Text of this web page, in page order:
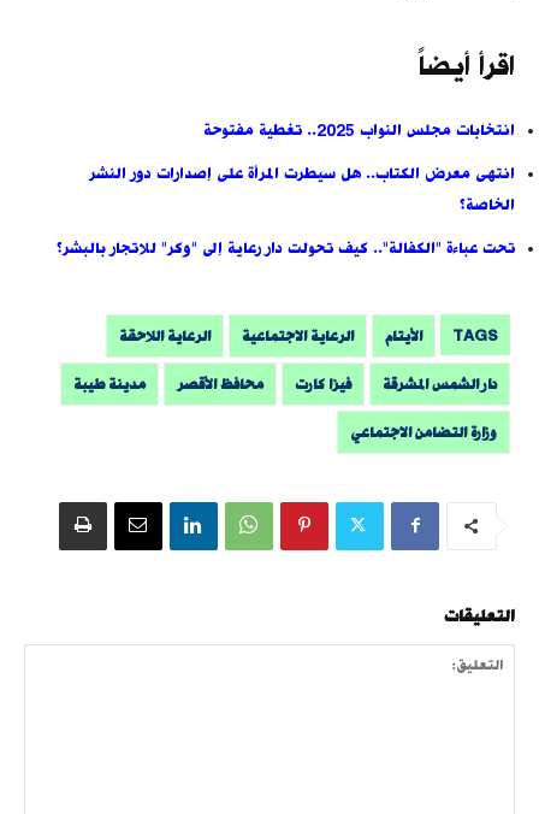
اقرأ أيضاً
انتخابات مجلس النواب 2025.. تغطية مفتوحة
انتهى معرض الكتاب.. هل سيطرت المرأة على إصدارات دور النشر
الخاصة؟
تحت عباءة "الكفالة".. كيف تحولت دار رعاية إلى "وكر" للاتجار بالبشر؟
TAGS الأيتام الرعاية الاجتماعية الرعاية اللاحقة
دار الشمس المشرقة فيزا كارت محافظ الأقصر مدينة طيبة
وزارة التضامن الاجتماعي
التعليقات